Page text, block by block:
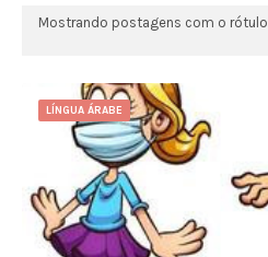
Mostrando postagens com o rótulo
LÍNGUA ÁRABE